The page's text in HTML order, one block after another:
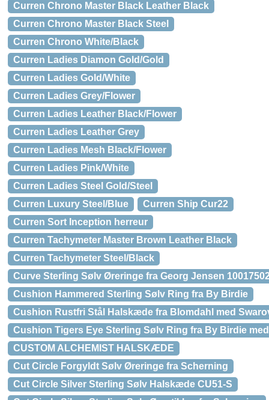
Curren Chrono Master Black Leather Black
Curren Chrono Master Black Steel
Curren Chrono White/Black
Curren Ladies Diamon Gold/Gold
Curren Ladies Gold/White
Curren Ladies Grey/Flower
Curren Ladies Leather Black/Flower
Curren Ladies Leather Grey
Curren Ladies Mesh Black/Flower
Curren Ladies Pink/White
Curren Ladies Steel Gold/Steel
Curren Luxury Steel/Blue
Curren Ship Cur22
Curren Sort Inception herreur
Curren Tachymeter Master Brown Leather Black
Curren Tachymeter Steel/Black
Curve Sterling Sølv Øreringe fra Georg Jensen
Cushion Hammered Sterling Sølv Ring fra By Birdie
Cushion Rustfri Stål Halskæde fra Blomdahl med
Cushion Tigers Eye Sterling Sølv Ring fra By Birdie
CUSTOM ALCHEMIST HALSKÆDE
Cut Circle Forgyldt Sølv Øreringe fra Scherning
Cut Circle Silver Sterling Sølv Halskæde CU51-S